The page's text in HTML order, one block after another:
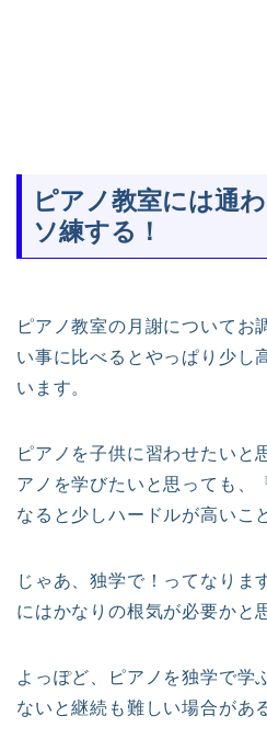
ピアノ教室には通
ソ練する！
ピアノ教室の月謝についてお
い事に比べるとやっぱり少し
います。
ピアノを子供に習わせたいと
アノを学びたいと思っても、
なると少しハードルが高いこ
じゃあ、独学で！ってなりま
にはかなりの根気が必要かと
よっぽど、ピアノを独学で学
ないと継続も難しい場合があ